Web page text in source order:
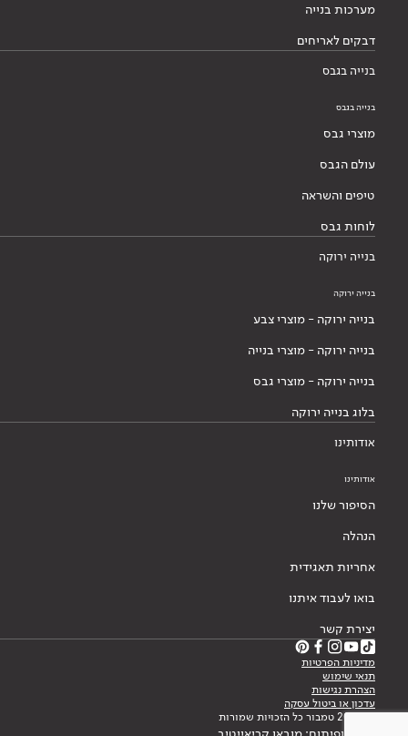
מערכות בנייה
דבקים לאריחים
בנייה בגבס
בנייה בגבס
מוצרי גבס
עולם הגבס
טיפים והשראה
לוחות גבס
בנייה ירוקה
בנייה ירוקה
בנייה ירוקה - מוצרי צבע
בנייה ירוקה - מוצרי בנייה
בנייה ירוקה - מוצרי גבס
בלוג בנייה ירוקה
אודותינו
אודותינו
הסיפור שלנו
הנהלה
אחריות תאגידית
בואו לעבוד איתנו
יצירת קשר
מדיניות הפרטיות
תנאי שימוש
הצהרת נגישות
עדכון או ביטול עסקה
© 2026 טמבור כל הזכויות שמורות
עיצוב ופיתוח: מובאו קריאייטיב